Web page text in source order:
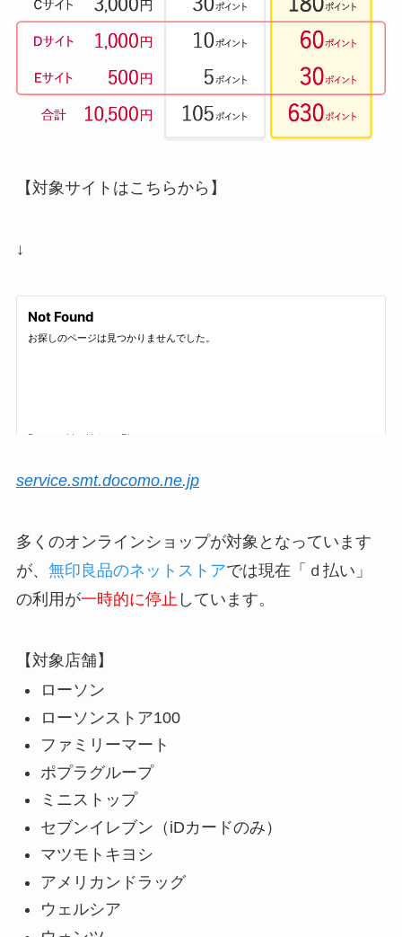
【対象サイトはこちらから】
↓
service.smt.docomo.ne.jp
多くのオンラインショップが対象となっています
が、 無印良品のネットストアでは現在「ｄ払い」
の利用が一時的に停止 しています。
【対象店舗】
ローソン
ローソンストア100
ファミリーマート
ポプラグループ
ミニストップ
セブンイレブン（iDカードのみ）
マツモトキヨシ
アメリカンドラッグ
ウェルシア